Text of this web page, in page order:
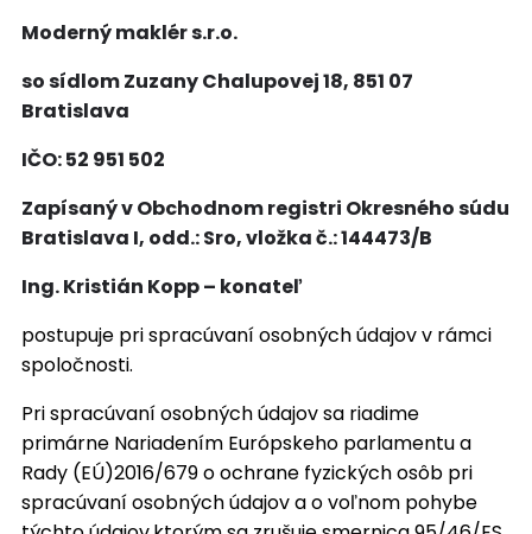
Moderný maklér s.r.o.
so sídlom Zuzany Chalupovej 18, 851 07
Bratislava
IČO: 52 951 502
Zapísaný v Obchodnom registri Okresného súdu
Bratislava I, odd.: Sro, vložka č.: 144473/B
Ing. Kristián Kopp – konateľ
postupuje pri spracúvaní osobných údajov v rámci
spoločnosti.
Pri spracúvaní osobných údajov sa riadime
primárne Nariadením Európskeho parlamentu a
Rady (EÚ)2016/679 o ochrane fyzických osôb pri
spracúvaní osobných údajov a o voľnom pohybe